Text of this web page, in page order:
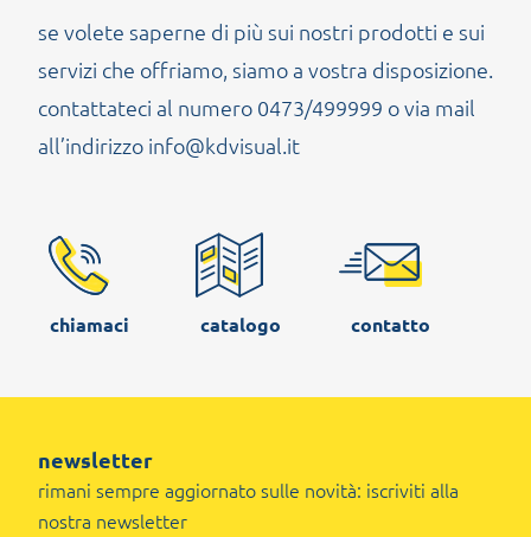
se volete saperne di più sui nostri prodotti e sui
servizi che offriamo, siamo a vostra disposizione.
contattateci al numero 0473/499999 o via mail
all’indirizzo info@kdvisual.it
chiamaci catalogo contatto
newsletter
rimani sempre aggiornato sulle novità: iscriviti alla
nostra newsletter